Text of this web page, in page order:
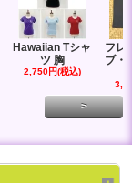
Hawaiian Tシャ
ツ 胸
2,750円(税込)
フレ
ブ・
>